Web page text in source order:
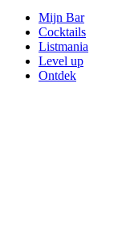
Mijn Bar
Cocktails
Listmania
Level up
Ontdek